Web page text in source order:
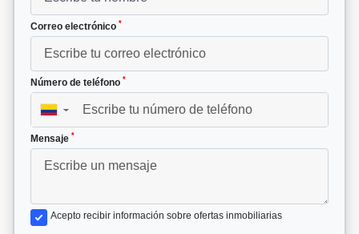
Correo electrónico *
Número de teléfono *
▼
Mensaje *
Acepto recibir información sobre ofertas inmobiliarias